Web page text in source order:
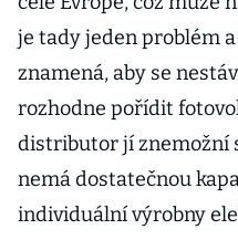
je tady jeden problém
znamená, aby se
rozhodne pořídit
distributor jí znemožní
nemá dostatečnou
individuální výrobny